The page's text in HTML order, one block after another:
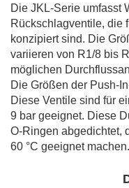
Die JKL-Serie umfasst
Rückschlagventile, die
konzipiert sind. Die
variieren von R1/8 bis
möglichen
Die Größen der Push-
Diese Ventile sind für
9 bar geeignet. Diese
O-Ringen abgedichtet,
60 °C geeignet machen.